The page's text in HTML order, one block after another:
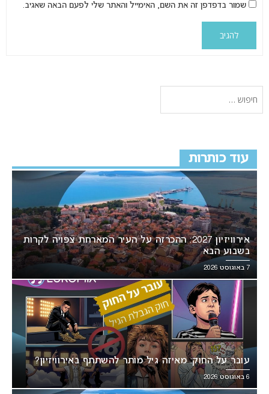
שמור בדפדפן זה את השם, האימייל והאתר שלי לפעם הבאה שאגיב.
עוד כותרות
אירוויזיון 2027: ההכרזה על העיר המארחת צפויה לקרות
בשבוע הבא
7 באוגוסט 2026
עובר על החוק: מאיזה גיל מותר להשתתף באירוויזיון?
6 באוגוסט 2026